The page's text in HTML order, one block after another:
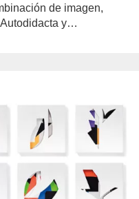
de imagen,
y…